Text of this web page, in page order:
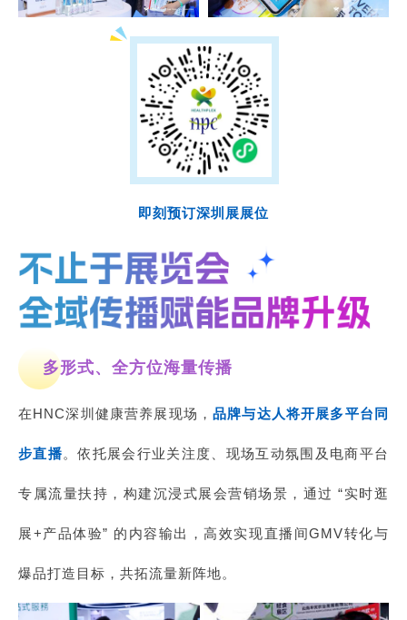
即刻预订深圳展展位
多形式、全方位海量传播
在HNC深圳健康营养展现场，品牌与达人将开展多平台同
步直播。依托展会行业关注度、现场互动氛围及电商平台
专属流量扶持，构建沉浸式展会营销场景，通过 “实时逛
展+产品体验” 的内容输出，高效实现直播间GMV转化与
爆品打造目标，共拓流量新阵地。